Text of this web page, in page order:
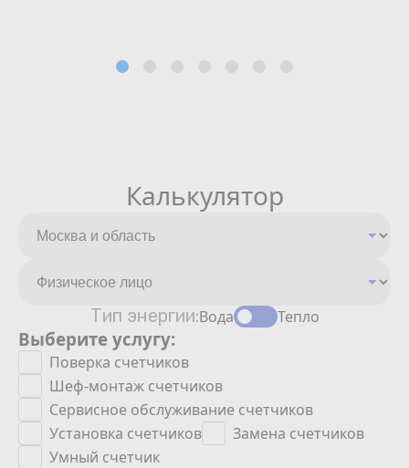
Калькулятор
Тип энергии:Вода Тепло
Выберите услугу:
Поверка счетчиков
Шеф-монтаж счетчиков
Сервисное обслуживание счетчиков
Установка счетчиков
Замена счетчиков
Умный счетчик